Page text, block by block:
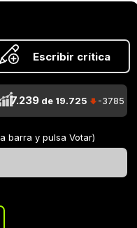
Escribir crítica
7.239de 19.725 -3785
barra y pulsa Votar)